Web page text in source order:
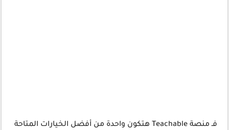
فـ منصة Teachable هتكون واحدة من أفضل الخيارات المتاحة